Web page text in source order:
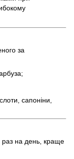
за
сапоніни,
раз на день, краще